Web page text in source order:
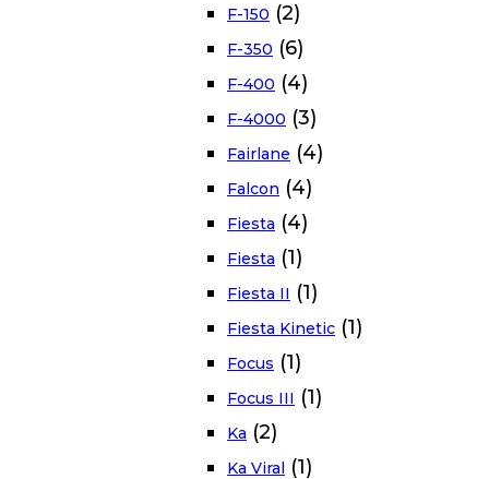
F-150 (2)
F-350 (6)
F-400 (4)
F-4000 (3)
Fairlane (4)
Falcon (4)
Fiesta (4)
Fiesta (1)
Fiesta II (1)
Fiesta Kinetic (1)
Focus (1)
Focus III (1)
Ka (2)
Ka Viral (1)